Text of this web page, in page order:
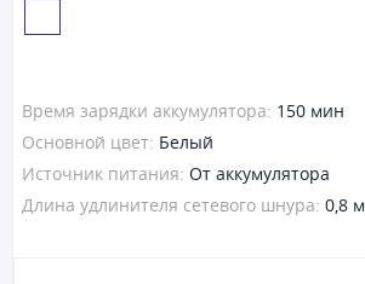
Время зарядки аккумулятора: 150 мин
Основной цвет: Белый
Источник питания: От аккумулятора
Длина удлинителя сетевого шнура: 0,8 м